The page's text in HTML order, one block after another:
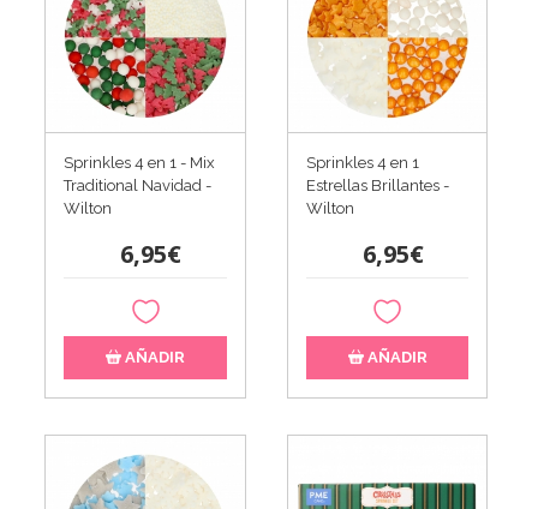
Sprinkles 4 en 1 - Mix
Traditional Navidad -
Wilton
6,95€
AÑADIR
Sprinkles 4 en 1
Estrellas Brillantes -
Wilton
6,95€
AÑADIR